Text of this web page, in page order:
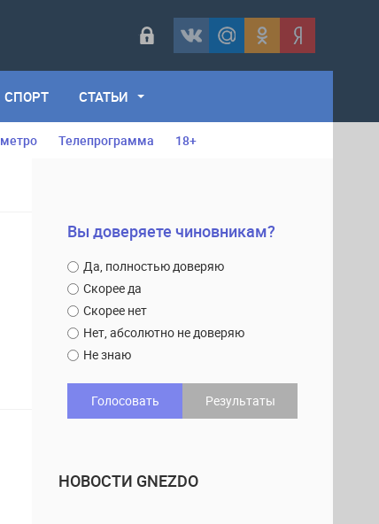
СПОРТ СТАТЬИ
Телепрограмма 18+
Вы доверяете чиновникам?
Да, полностью доверяю
Скорее да
Скорее нет
Нет, абсолютно не доверяю
Не знаю
Голосовать Результаты
НОВОСТИ GNEZDO